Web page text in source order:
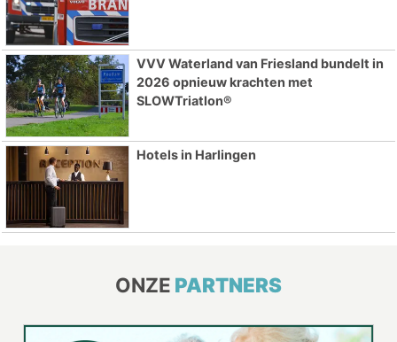
VVV Waterland van Friesland bundelt in
2026 opnieuw krachten met
SLOWTriatlon®
Hotels in Harlingen
ONZE PARTNERS